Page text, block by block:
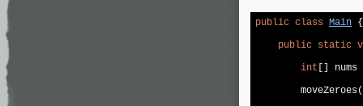
public class Main {
public static
int []